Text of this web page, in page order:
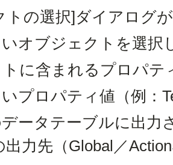
トの選択]ダイアログ
オブジェクトを選択
に含まれるプロパテ
プロパティ値（例：
ータテーブルに出力
力先（Global／